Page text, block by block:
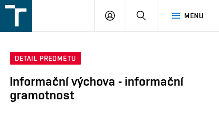
v
MENU
PŘIHLÁŠENÍ
DETAIL PŘEDMĚTU
Informační výchova - informační
gramotnost